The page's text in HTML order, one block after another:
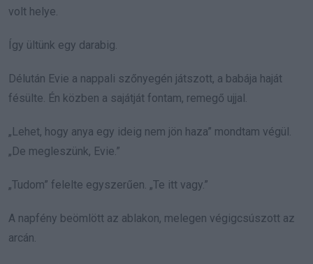
volt helye.
Így ültünk egy darabig.
Délután Evie a nappali szőnyegén játszott, a babája haját
fésülte. Én közben a sajátját fontam, remegő ujjal.
„Lehet, hogy anya egy ideig nem jön haza” mondtam végül.
„De megleszünk, Evie.”
„Tudom” felelte egyszerűen. „Te itt vagy.”
A napfény beömlött az ablakon, melegen végigcsúszott az
arcán.